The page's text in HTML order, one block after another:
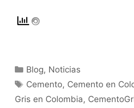
Blog, Noticias
Cemento, Cemento en
Gris en Colombia,